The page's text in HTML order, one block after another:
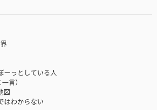
っとしている人
言）
図
わからない